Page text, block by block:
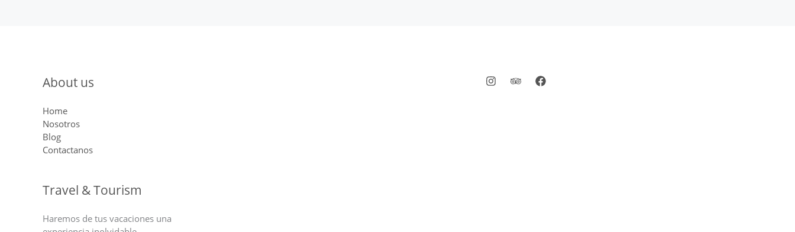
About us
Home
Nosotros
Blog
Contactanos
Travel & Tourism
Haremos de tus vacaciones una